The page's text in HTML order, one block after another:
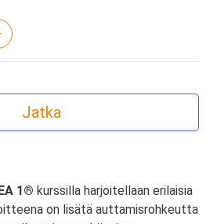
1® kurssilla harjoitellaan erilaisia
on lisätä auttamisrohkeutta